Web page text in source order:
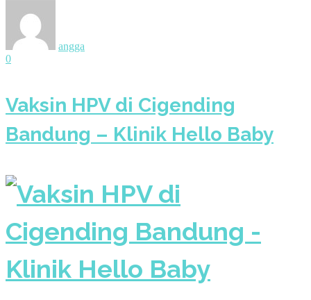
angga
0
Vaksin HPV di Cigending
Bandung – Klinik Hello Baby